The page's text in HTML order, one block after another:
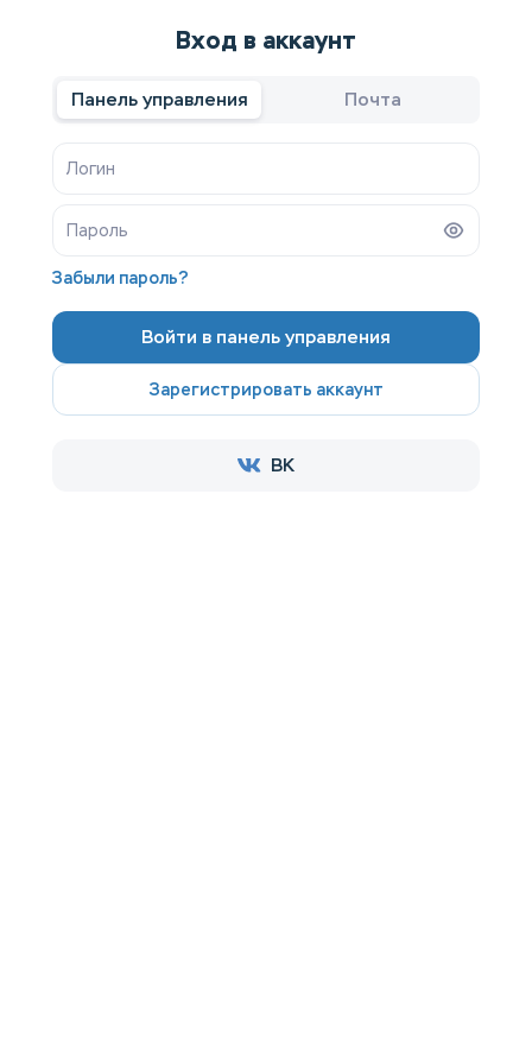
Вход в аккаунт
Панель управления Почта
Забыли пароль?
Войти в панель управления
Зарегистрировать аккаунт
ВК